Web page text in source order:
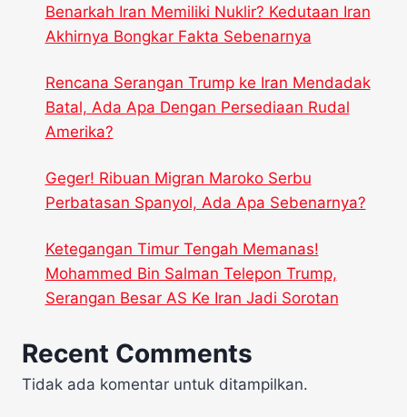
Benarkah Iran Memiliki Nuklir? Kedutaan Iran
Akhirnya Bongkar Fakta Sebenarnya
Rencana Serangan Trump ke Iran Mendadak
Batal, Ada Apa Dengan Persediaan Rudal
Amerika?
Geger! Ribuan Migran Maroko Serbu
Perbatasan Spanyol, Ada Apa Sebenarnya?
Ketegangan Timur Tengah Memanas!
Mohammed Bin Salman Telepon Trump,
Serangan Besar AS Ke Iran Jadi Sorotan
Recent Comments
Tidak ada komentar untuk ditampilkan.